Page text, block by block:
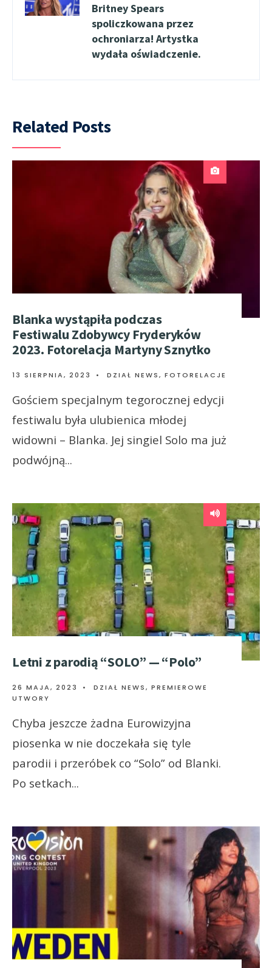
Britney Spears
spoliczkowana przez
ochroniarza! Artystka
wydała oświadczenie.
Related Posts
Blanka wystąpiła podczas
Festiwalu Zdobywcy Fryderyków
2023. Fotorelacja Martyny Sznytko
13 SIERPNIA, 2023 • DZIAŁ NEWS, FOTORELACJE
Gościem specjalnym tegorocznej edycji
festiwalu była ulubienica młodej
widowni – Blanka. Jej singiel Solo ma już
podwójną...
Letni z parodią “SOLO” — “Polo”
26 MAJA, 2023 • DZIAŁ NEWS, PREMIEROWE
UTWORY
Chyba jeszcze żadna Eurowizyjna
piosenka w nie doczekała się tyle
parodii i przeróbek co “Solo” od Blanki.
Po setkach...